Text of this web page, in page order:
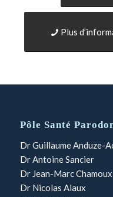
Plus
Pôle Santé
Dr Guillaume Anduze-
Dr Antoine Sancier
Dr Jean-Marc Chamoux
Dr Nicolas Alaux